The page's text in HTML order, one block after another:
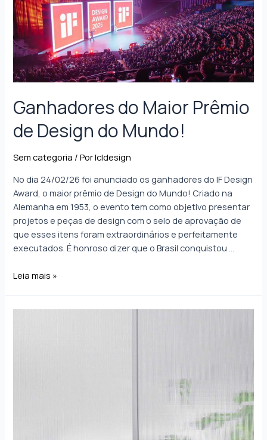
Ganhadores do Maior Prêmio
de Design do Mundo!
Sem categoria / Porlcldesign
No dia 24/02/26 foi anunciado os ganhadores do IF Design
Award, o maior prêmio de Design do Mundo! Criado na
Alemanha em 1953, o evento tem como objetivo presentar
projetos e peças de design com o selo de aprovação de
que esses itens foram extraordinários e perfeitamente
executados. É honroso dizer que o Brasil conquistou …
Leia mais »